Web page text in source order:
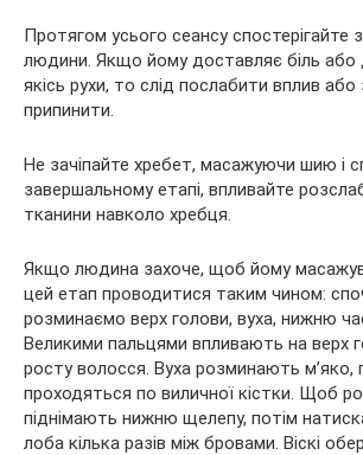
Протягом усього сеансу спостерігайте
людини. Якщо йому доставляє біль
якісь рухи, то слід послабити вплив або
припинити.
Не зачіпайте хребет, масажуючи шию і
завершальному етапі, впливайте
тканини навколо хребця.
Якщо людина захоче, щоб йому
цей етап проводитися таким чином:
розминаємо верх голови, вуха, нижню
Великими пальцями впливають на верх
росту волосся. Вуха розминають м’яко,
проходяться по виличної кістки. Щоб
піднімають нижню щелепу, потім
лоба кілька разів між бровами. Віскі